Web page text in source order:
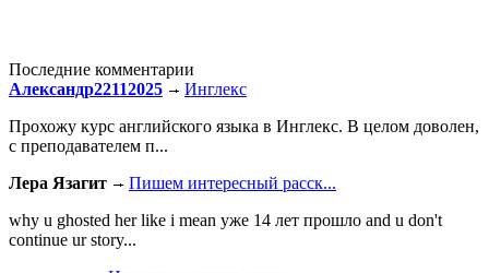
Последние комментарии
Александр22112025
Инглекс
Прохожу курс английского языка в Инглекс. В целом доволен,
с преподавателем п...
Лера Язагит
Пишем интересный расск...
why u ghosted her like i mean уже 14 лет прошло and u don't
continue ur story...